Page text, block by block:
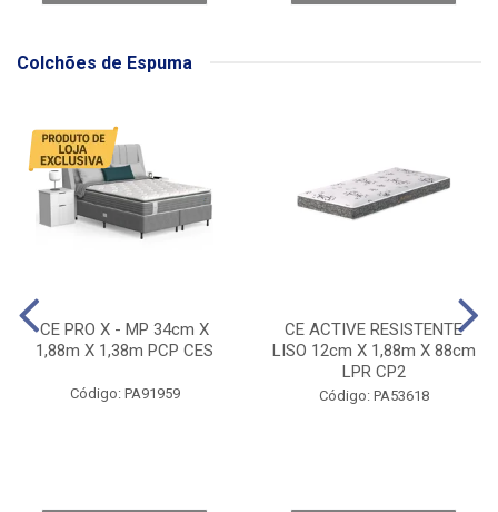
Colchões de Espuma
CE PRO X - MP 34cm X
1,88m X 1,38m PCP CES
Código: PA91959
CE ACTIVE RESISTENTE
LISO 12cm X 1,88m X 88cm
LPR CP2
Código: PA53618